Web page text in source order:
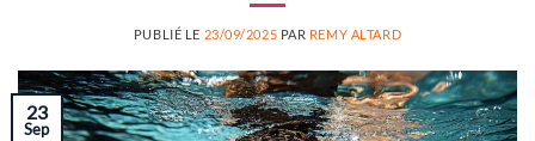
PUBLIÉ LE 23/09/2025 PAR REMY ALTARD
23
Sep